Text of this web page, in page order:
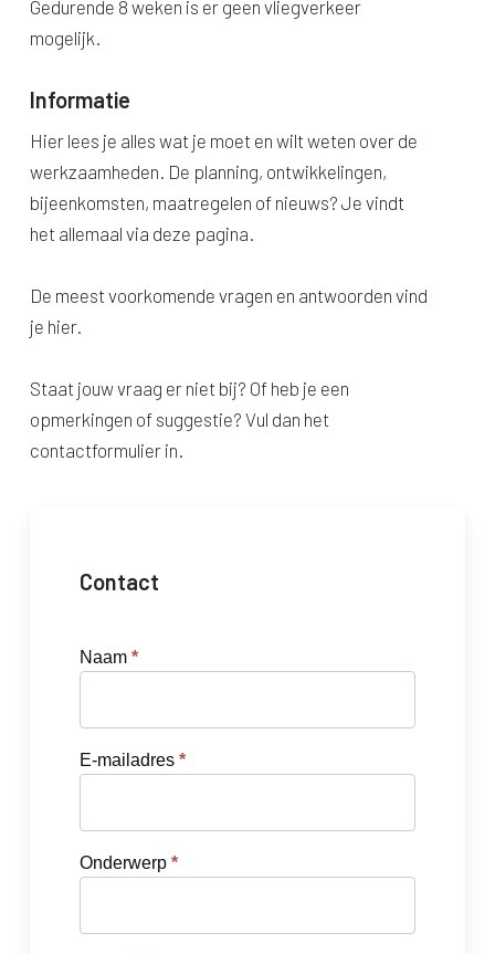
Gedurende 8 weken is er geen vliegverkeer
mogelijk.
Informatie
Hier lees je alles wat je moet en wilt weten over de
werkzaamheden. De planning, ontwikkelingen,
bijeenkomsten, maatregelen of nieuws? Je vindt
het allemaal via deze pagina.
De meest voorkomende vragen en antwoorden vind
je hier.
Staat jouw vraag er niet bij? Of heb je een
opmerkingen of suggestie? Vul dan het
contactformulier in.
Contact
Contact
Naam *
E-mailadres *
Onderwerp *